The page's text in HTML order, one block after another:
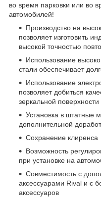
во время парковки или во
автомобилей!
Производство на
позволяет изготовить
высокой точностью
Использование
стали обеспечивает
Использование
позволяет добиться
зеркальной поверхности
Установка в штатные
дополнительной
Сохранение клиренса
Возможность
при установке на
Совместимость с
аксессуарами Rival и с
аксессуаров